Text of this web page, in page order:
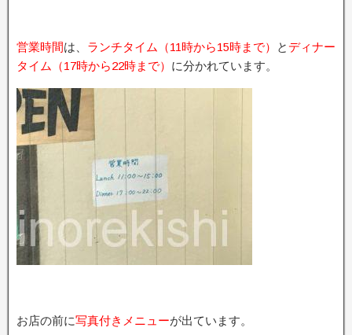
営業時間は、 ランチタイム（11時から15時まで） と ディナー
タイム（17時から22時まで） に分かれています。
お店の前に写真付きメニューが出ています。